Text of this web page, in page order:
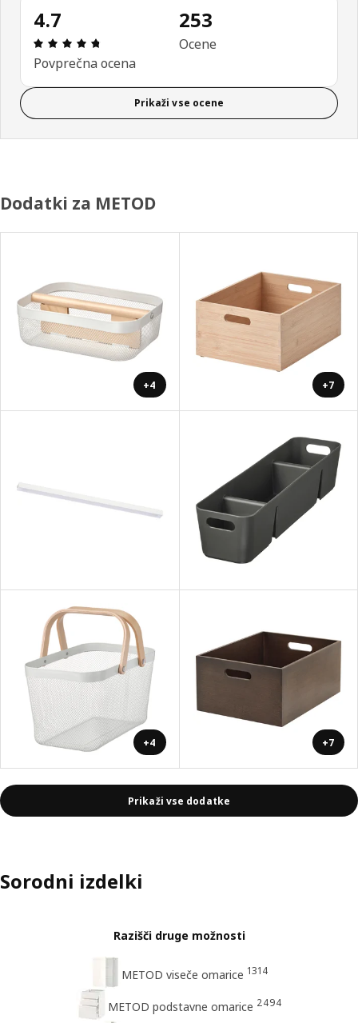
4.7
Ocena in komentar: 4.7 od skupno 5 zvezdic.
Povprečna ocena
253
Ocene
Prikaži vse ocene
Dodatki za METOD
+4 +7
+4 +7
Prikaži vse dodatke
Sorodni izdelki
Razišči druge možnosti
METOD viseče omarice 1314
METOD podstavne omarice 2494